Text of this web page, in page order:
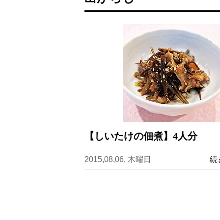
【しいたけの佃煮】4人分
2015,08,06, 木曜日 続